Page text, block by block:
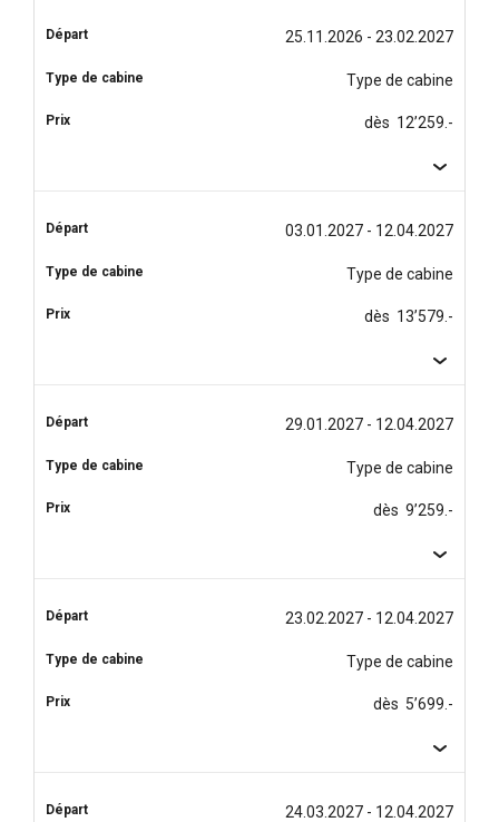
25.11.2026 - 23.02.2027
Type de cabine
dès 12’259.-
03.01.2027 - 12.04.2027
Type de cabine
dès 13’579.-
29.01.2027 - 12.04.2027
Type de cabine
dès 9’259.-
23.02.2027 - 12.04.2027
Type de cabine
dès 5’699.-
24.03.2027 - 12.04.2027